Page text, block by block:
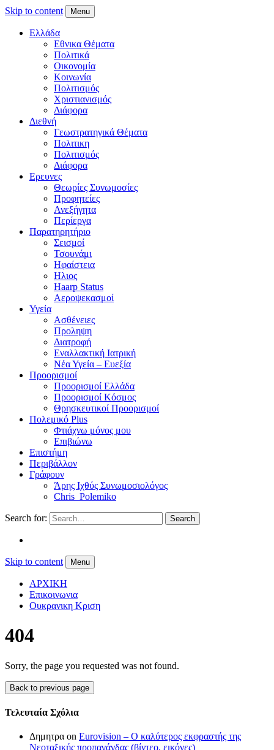
Skip to content Menu
Ελλάδα
Εθνικα Θέματα
Πολιτικά
Οικονομία
Κοινωνία
Πολιτισμός
Χριστιανισμός
Διάφορα
Διεθνή
Γεωστρατηγικά Θέματα
Πολιτικη
Πολιτισμός
Διάφορα
Ερευνες
Θεωρίες Συνωμοσίες
Προφητείες
Ανεξήγητα
Περίεργα
Παρατηρητήριο
Σεισμοί
Τσουνάμι
Ηφαίστεια
Ηλιος
Haarp Status
Αεροψεκασμοί
Υγεία
Ασθένειες
Προληψη
Διατροφή
Εναλλακτική Ιατρική
Νέα Υγεία – Ευεξία
Προορισμοί
Προορισμοί Ελλάδα
Προορισμοί Κόσμος
Θρησκευτικοί Προορισμοί
Πολεμικό Plus
Φτιάχνω μόνος μου
Επιβιώνω
Επιστήμη
Περιβάλλον
Γράφουν
Άρης Ιχθύς Συνωμοσιολόγος
Chris_Polemiko
Search for: Search
Skip to content Menu
ΑΡΧΙΚΗ
Επικοινωνια
Ουκρανικη Κριση
404
Sorry, the page you requested was not found.
Back to previous page
Τελευταία Σχόλια
Δημητρα on Eurovision – Ο καλύτερος εκφραστής της
Νεοταξικής προπαγάνδας (βίντεο, εικόνες)